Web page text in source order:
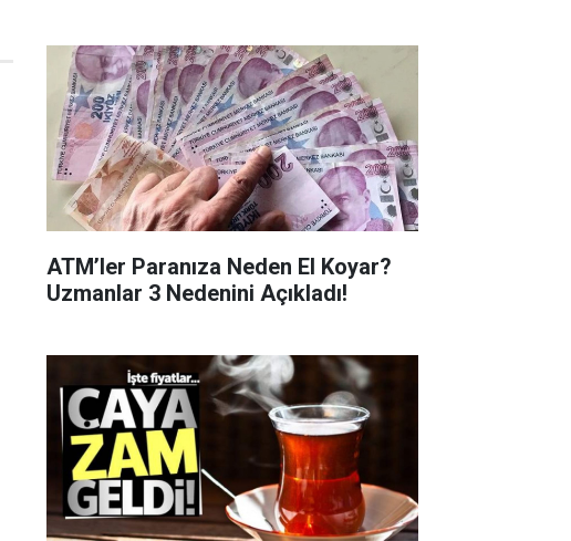
ATM’ler Paranıza Neden El Koyar?
Uzmanlar 3 Nedenini Açıkladı!